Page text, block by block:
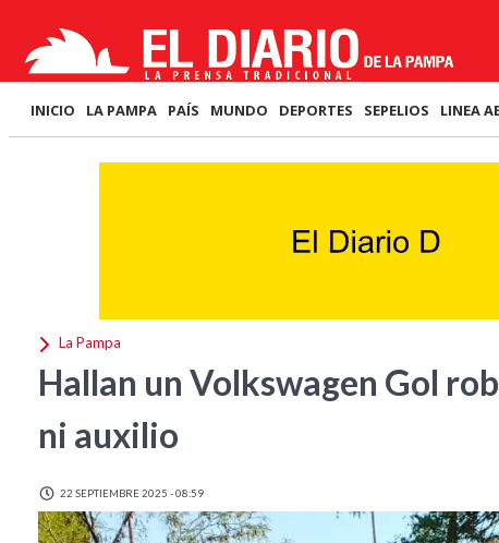
INICIO LA PAMPA PAÍS MUNDO DEPORTES SEPELIOS LINEA
La Pampa
Hallan un Volkswagen Gol
ni auxilio
22 SEPTIEMBRE 2025 - 08:59